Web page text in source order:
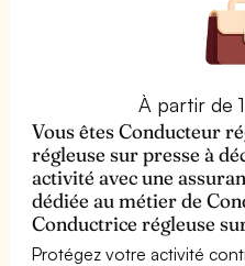
À partir de
Vous êtes Conducteur
régleuse sur presse à
activité avec une
dédiée au métier de
Conductrice régleuse
Protégez votre activité